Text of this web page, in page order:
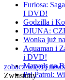
Furiosa:
I DVD!
Godzilla i
DIUNA:
Wonka już
Aquaman i
i DVD!
Marvels na
Psi Patrol:
zobacz więcej
Zwiastuny